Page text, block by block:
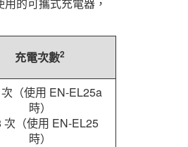
充電次數2
（使用 EN-EL25a
時）
次（使用 EN-EL25
時）